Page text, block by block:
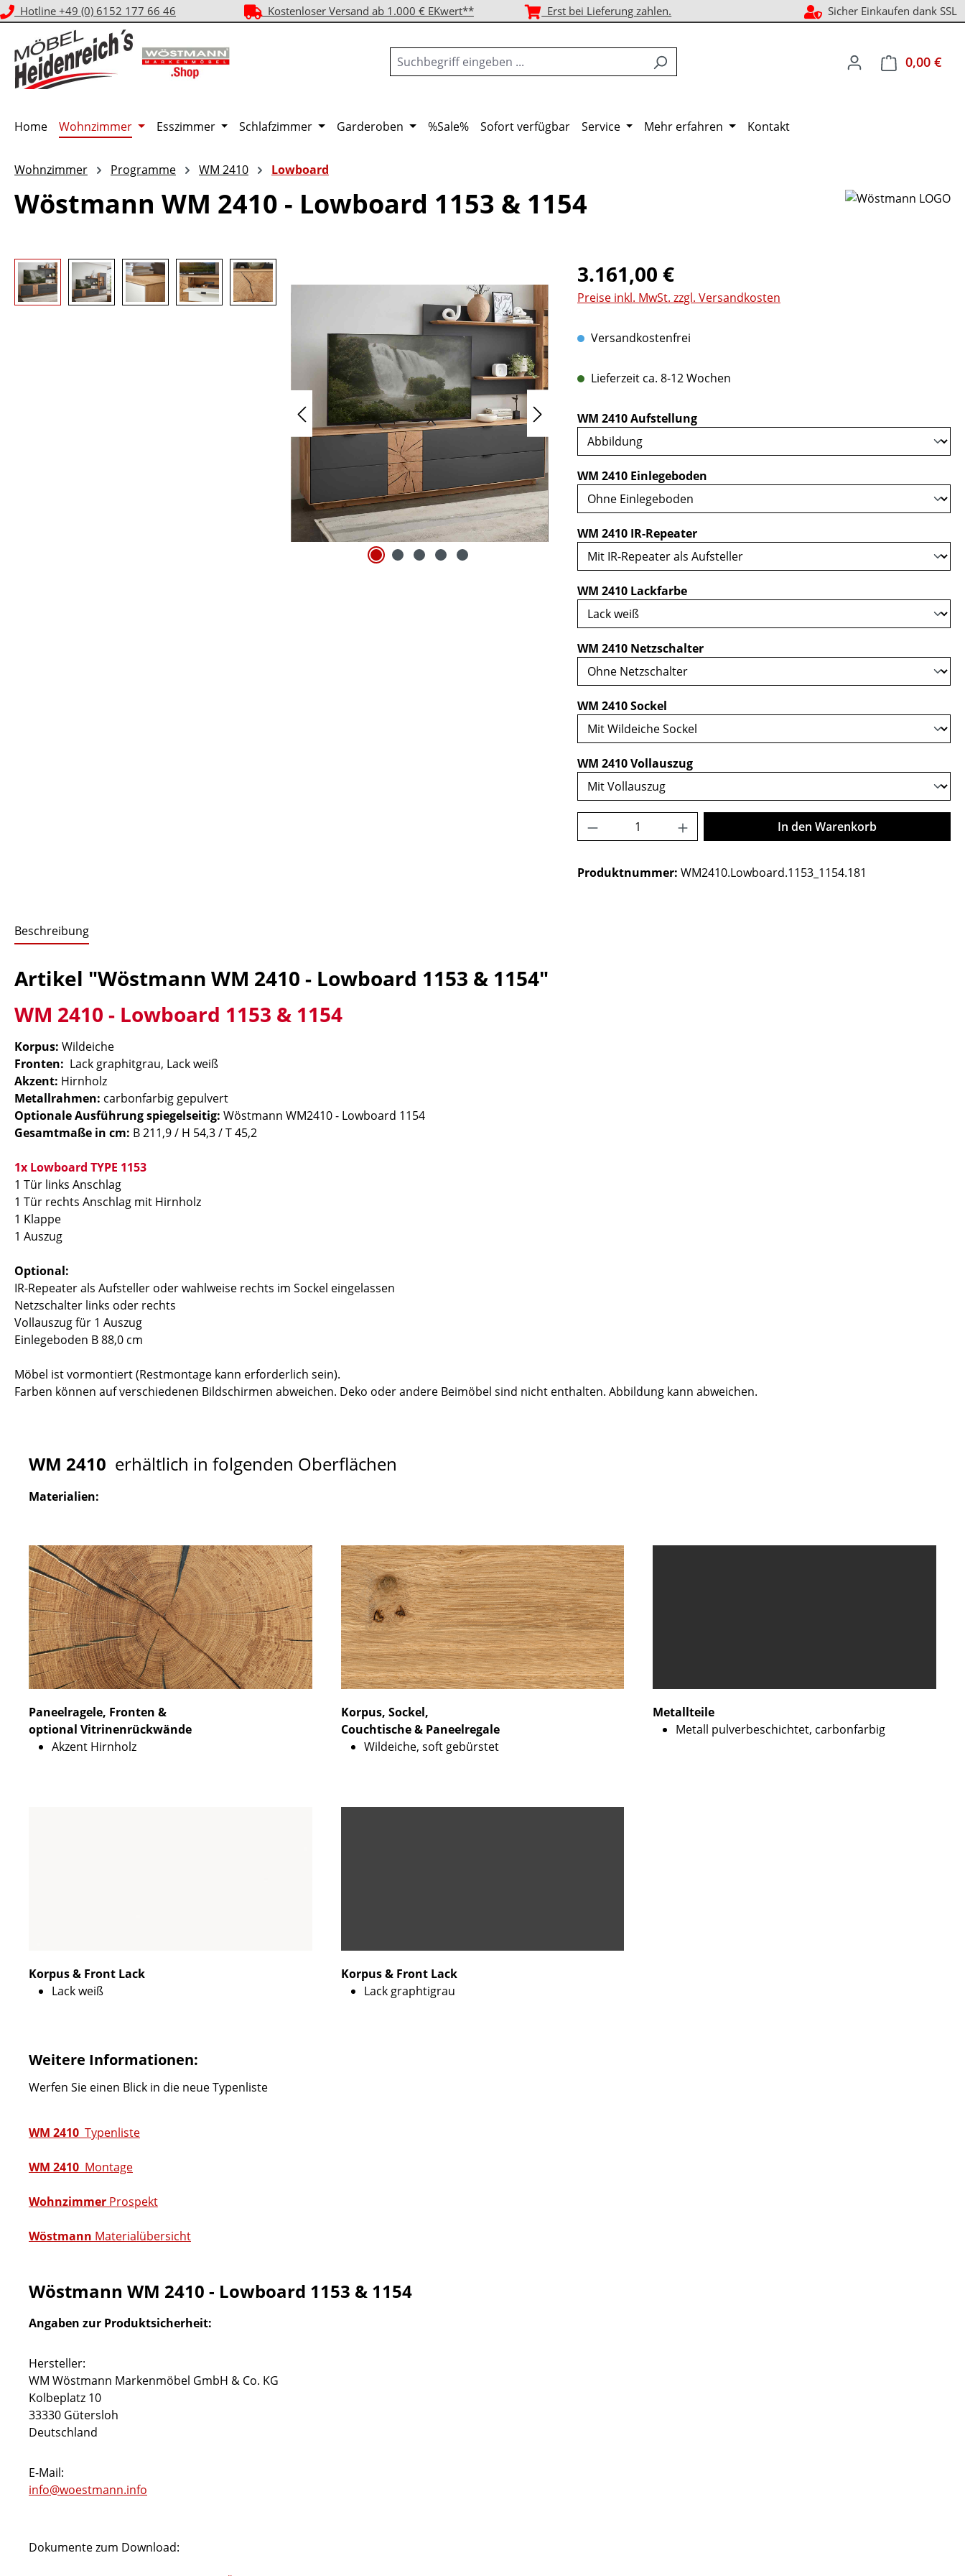
Hauptinhalt springen
Zur Suche springen
Zur Hauptnavigation springen
Hotline +49 (0) 6152 177 66 46 Kostenloser Versand ab 1.000 € EKwert** Erst bei Lieferung zahlen. Sicher Einkaufen dank SSL
0,00 €
Home Wohnzimmer Esszimmer Schlafzimmer Garderoben %Sale% Sofort verfügbar Service Mehr erfahren Kontakt
Wohnzimmer Programme WM 2410 Lowboard
Wöstmann WM 2410 - Lowboard 1153 & 1154
Bildergalerie überspringen Regulärer Preis:
3.161,00 €
Preise inkl. MwSt. zzgl. Versandkosten
Versandkostenfrei
Lieferzeit ca. 8-12 Wochen
WM 2410 Aufstellungauswählen
WM 2410 Einlegeboden
WM 2410 IR-Repeaterauswählen
WM 2410 Lackfarbeauswählen
WM 2410 Netzschalterauswählen
WM 2410 Sockel
WM 2410 Vollauszugauswählen
Produkt Anzahl: Gib den gewünschten Wert
In den Warenkorb
Produktnummer: WM2410.Lowboard.1153_1154.181
Beschreibung
Artikel "Wöstmann WM 2410 - Lowboard 1153 & 1154"
WM 2410 - Lowboard 1153 & 1154
Korpus: Wildeiche
Fronten: Lack graphitgrau, Lack weiß
Akzent: Hirnholz
Metallrahmen: carbonfarbig gepulvert
Optionale Ausführung spiegelseitig: Wöstmann WM2410 - Lowboard 1154
Gesamtmaße in cm: B 211,9 / H 54,3 / T 45,2
1x Lowboard TYPE 1153
1 Tür links Anschlag
1 Tür rechts Anschlag mit Hirnholz
1 Klappe
1 Auszug
Optional:
IR-Repeater als Aufsteller oder wahlweise rechts im Sockel eingelassen
Netzschalter links oder rechts
Vollauszug für 1 Auszug
Einlegeboden B 88,0 cm
Möbel ist vormontiert (Restmontage kann erforderlich sein).
Farben können auf verschiedenen Bildschirmen abweichen. Deko oder andere Beimöbel sind nicht enthalten. Abbildung kann abweichen.
WM 2410 erhältlich in folgenden Oberflächen
Materialien:
Paneelragele, Fronten &
optional Vitrinenrückwände
Akzent Hirnholz
Korpus, Sockel,
Couchtische & Paneelregale
Wildeiche, soft gebürstet
Metallteile
Metall pulverbeschichtet, carbonfarbig
Korpus & Front Lack
Lack weiß
Korpus & Front Lack
Lack graphtigrau
Weitere Informationen:
Werfen Sie einen Blick in die neue Typenliste
WM 2410 Typenliste
WM 2410 Montage
Wohnzimmer Prospekt
Wöstmann Materialübersicht
Wöstmann WM 2410 - Lowboard 1153 & 1154
Angaben zur Produktsicherheit:
Hersteller:
WM Wöstmann Markenmöbel GmbH & Co. KG
Kolbeplatz 10
33330 Gütersloh
Deutschland
E-Mail:
info@woestmann.info
Dokumente zum Download: